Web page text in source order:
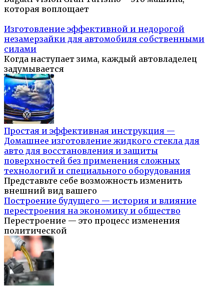
которая воплощает
Изготовление эффективной и недорогой
незамерзайки для автомобиля собственными
силами
Когда наступает зима, каждый автовладелец
задумывается
Простая и эффективная инструкция —
Домашнее изготовление жидкого стекла для
авто для восстановления и защиты
поверхностей без применения сложных
технологий и специального оборудования
Представьте себе возможность изменить
внешний вид вашего
Построение будущего — история и влияние
перестроения на экономику и общество
Перестроение — это процесс изменения
политической